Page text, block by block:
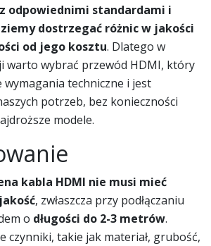
odpowiednimi standardami i
dostrzegać różnic w jakości
od jego kosztu. Dlatego w
warto wybrać przewód HDMI, który
wymagania techniczne i jest
potrzeb, bez konieczności
modele.
kabla HDMI nie musi mieć
, zwłaszcza przy podłączaniu
o długości do 2-3 metrów.
czynniki, takie jak materiał, grubość,